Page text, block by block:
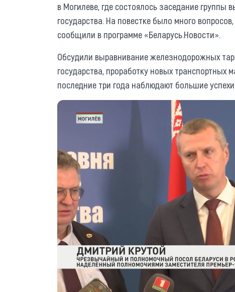
в Могилеве, где состоялось заседание группы
государства. На повестке было много
сообщили в программе «Беларусь.Новости».
Обсудили выравнивание железнодорожных
государства, проработку новых
последние три года наблюдают большие